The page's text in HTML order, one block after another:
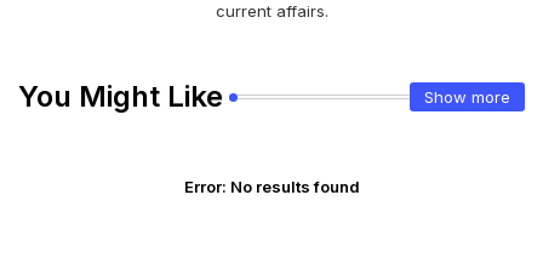
current affairs.
You Might Like Show more
Error: No results found